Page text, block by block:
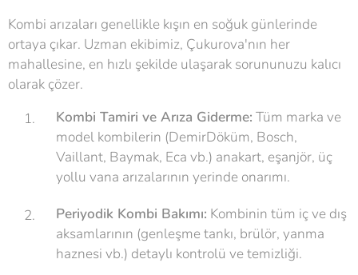
Kombi arızaları genellikle kışın en soğuk günlerinde
ortaya çıkar. Uzman ekibimiz, Çukurova'nın her
mahallesine, en hızlı şekilde ulaşarak sorununuzu kalıcı
olarak çözer.
Kombi Tamiri ve Arıza Giderme: Tüm marka ve
model kombilerin (DemirDöküm, Bosch,
Vaillant, Baymak, Eca vb.) anakart, eşanjör, üç
yollu vana arızalarının yerinde onarımı.
Periyodik Kombi Bakımı: Kombinin tüm iç ve dış
aksamlarının (genleşme tankı, brülör, yanma
haznesi vb.) detaylı kontrolü ve temizliği.